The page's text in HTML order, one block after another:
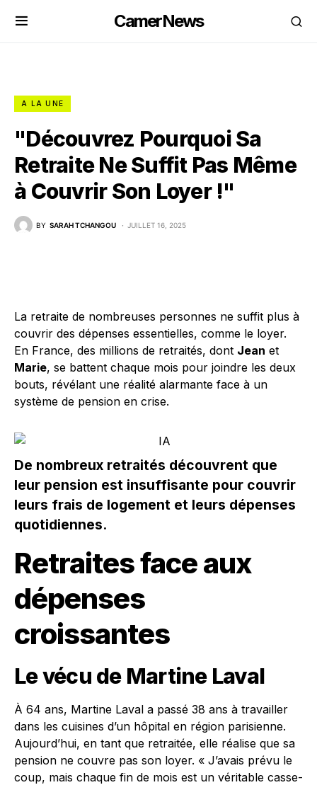
CamerNews
A LA UNE
"Découvrez Pourquoi Sa
Retraite Ne Suffit Pas Même
à Couvrir Son Loyer !"
BY SARAH TCHANGOU JUILLET 16, 2025
La retraite de nombreuses personnes ne suffit plus à
couvrir des dépenses essentielles, comme le loyer.
En France, des millions de retraités, dont Jean et
Marie, se battent chaque mois pour joindre les deux
bouts, révélant une réalité alarmante face à un
système de pension en crise.
De nombreux retraités découvrent que
leur pension est insuffisante pour couvrir
leurs frais de logement et leurs dépenses
quotidiennes.
Retraites face aux
dépenses
croissantes
Le vécu de Martine Laval
À 64 ans, Martine Laval a passé 38 ans à travailler
dans les cuisines d’un hôpital en région parisienne.
Aujourd’hui, en tant que retraitée, elle réalise que sa
pension ne couvre pas son loyer. « J’avais prévu le
coup, mais chaque fin de mois est un véritable casse-